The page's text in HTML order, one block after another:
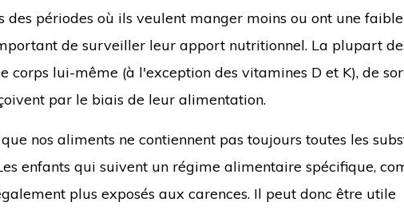
des périodes où ils veulent manger moins ou ont une faible
de surveiller leur apport nutritionnel. La plupart
corps lui-même (à l'exception des vitamines D et K), de
par le biais de leur alimentation.
nos aliments ne contiennent pas toujours toutes les
enfants qui suivent un régime alimentaire spécifique,
plus exposés aux carences. Il peut donc être utile